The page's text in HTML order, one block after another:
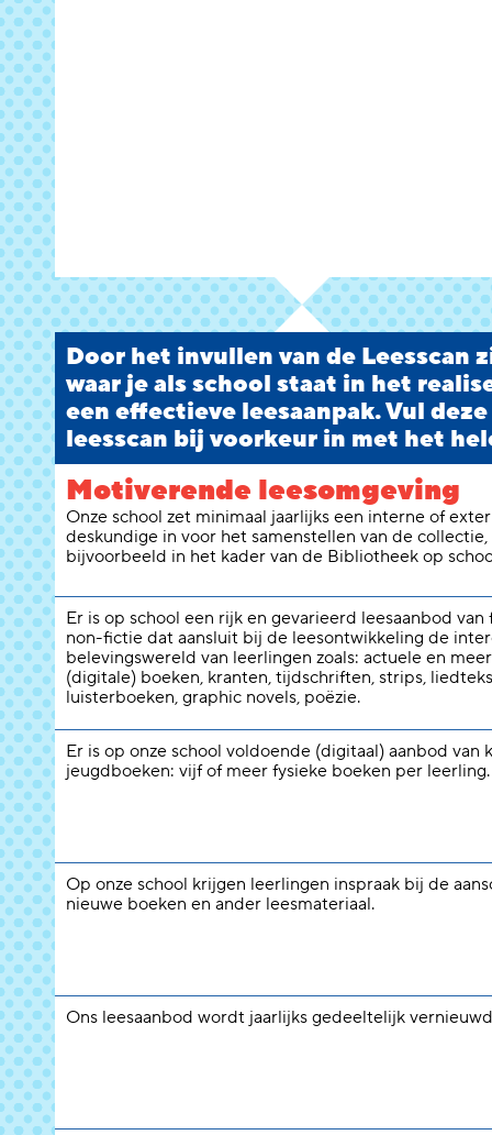
Door het invullen van de Leesscan
waar je als school staat in het
een effectieve leesaanpak. Vul deze
leesscan bij voorkeur in met het
Motiverende leesomgeving
Onze school zet minimaal jaarlijks een interne of
deskundige in voor het samenstellen van de collectie,
bijvoorbeeld in het kader van de Bibliotheek op
Er is op school een rijk en gevarieerd leesaanbod van
non-fictie dat aansluit bij de leesontwikkeling de
belevingswereld van leerlingen zoals: actuele en
(digitale) boeken, kranten, tijdschriften, strips,
luisterboeken, graphic novels, poëzie.
Er is op onze school voldoende (digitaal) aanbod van
jeugdboeken: vijf of meer fysieke boeken per leerling.
Op onze school krijgen leerlingen inspraak bij de
nieuwe boeken en ander leesmateriaal.
Ons leesaanbod wordt jaarlijks gedeeltelijk